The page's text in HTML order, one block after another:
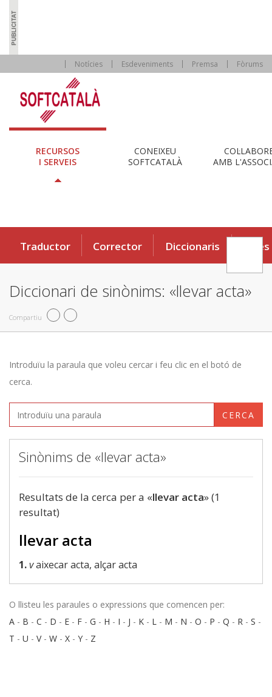
Notícies Esdeveniments Premsa Fòrums
RECURSOS
I SERVEIS
CONEIXEU
SOFTCATALÀ
AMB
Traductor Corrector Diccionaris Eines
Diccionari de sinònims: «llevar acta»
Compartiu
Introduïu la paraula que voleu cercar i feu clic en el botó de
cerca.
CERCA
Sinònims de «llevar acta»
Resultats de la cerca per a «llevar acta» (1
resultat)
llevar acta
1.vaixecar acta, alçar acta
O llisteu les paraules o expressions que comencen per:
A - B - C - D - E - F - G - H - I - J - K - L - M - N - O - P - Q - R - S -
T - U - V- W - X - Y - Z